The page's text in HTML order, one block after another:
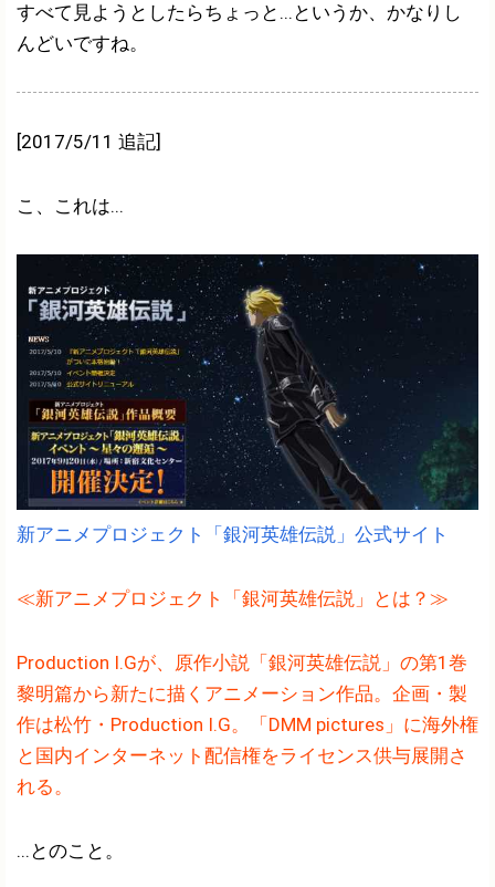
すべて見ようとしたらちょっと...というか、かなりし
んどいですね。
[2017/5/11 追記]
こ、これは...
新アニメプロジェクト「銀河英雄伝説」公式サイト
≪新アニメプロジェクト「銀河英雄伝説」とは？≫
Production I.Gが、原作小説「銀河英雄伝説」の第1巻
黎明篇から新たに描くアニメーション作品。企画・製
作は松竹・Production I.G。「DMM pictures」に海外権
と国内インターネット配信権をライセンス供与展開さ
れる。
...とのこと。